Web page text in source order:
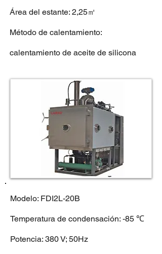
Área del estante: 2,25㎡
Método de calentamiento:
calentamiento de aceite de silicona
Modelo: FDI2L-20B
Temperatura de condensación: -85 ℃
Potencia: 380 V; 50Hz